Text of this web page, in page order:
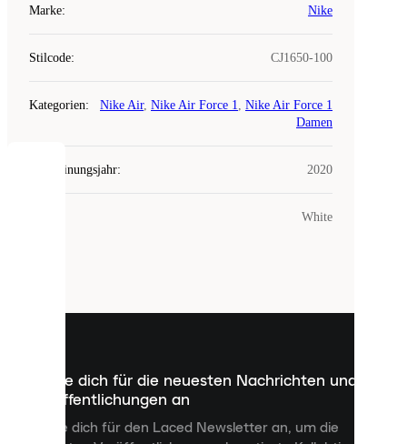
Marke: Nike
Stilcode: CJ1650-100
Kategorien: Nike Air, Nike Air Force 1, Nike Air Force 1
Damen
Erscheinungsjahr: 2020
White
Melde dich für die neuesten Nachrichten und
Veröffentlichungen an
Melde dich für den Laced Newsletter an, um die
COOKIES
kleine
dienen,
Inhalte